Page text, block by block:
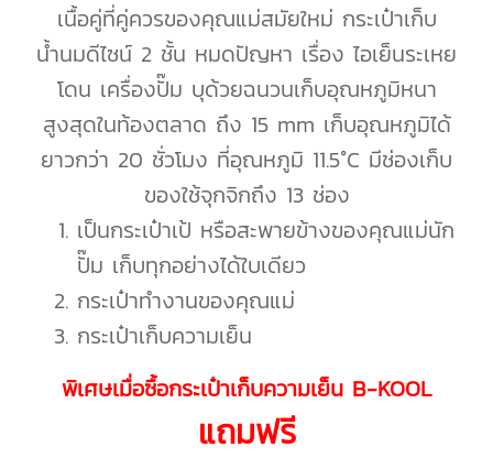
เนื้อคู่ที่คู่ควรของคุณแม่สมัยใหม่ กระเป๋าเก็บ
น้ำนมดีไซน์ 2 ชั้น หมดปัญหา เรื่อง ไอเย็นระเหย
โดน เครื่องปั๊ม บุด้วยฉนวนเก็บอุณหภูมิหนา
สูงสุดในท้องตลาด ถึง 15 mm เก็บอุณหภูมิได้
ยาวกว่า 20 ชั่วโมง ที่อุณหภูมิ 11.5°C มีช่องเก็บ
ของใช้จุกจิกถึง 13 ช่อง
เป็นกระเป๋าเป้ หรือสะพายข้างของคุณแม่นัก
ปั๊ม เก็บทุกอย่างได้ใบเดียว
กระเป๋าทำงานของคุณแม่
กระเป๋าเก็บความเย็น
พิเศษเมื่อซื้อกระเป๋าเก็บความเย็น B-KOOL
แถมฟรี